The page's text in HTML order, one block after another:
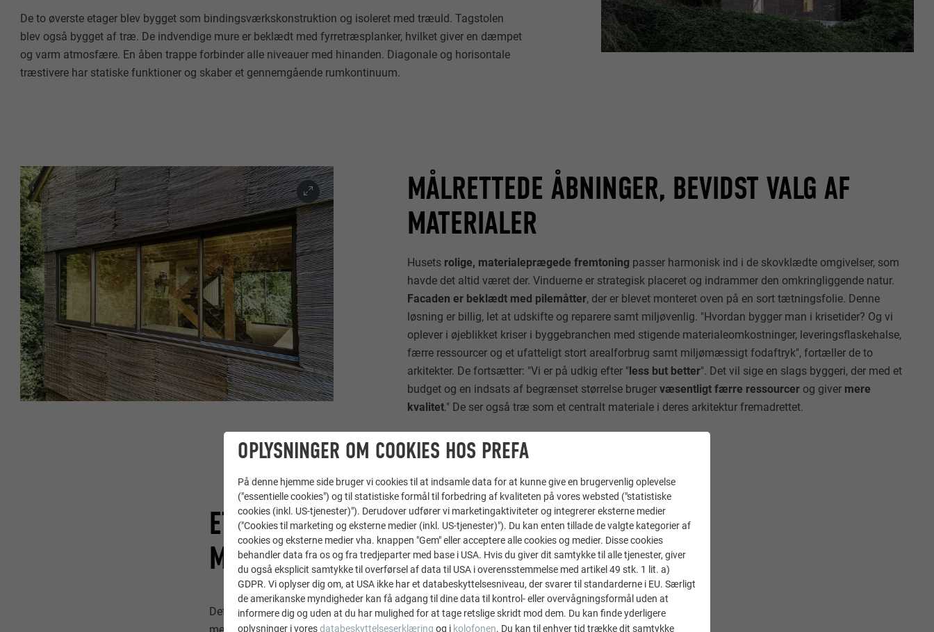
De to øverste etager blev bygget som bindingsværkskonstruktion og isoleret med træuld. Tagstolen
blev også bygget af træ. De indvendige mure er beklædt med fyrretræsplanker, hvilket giver en dæmpet
og varm atmosfære. En åben trappe forbinder alle niveauer med hinanden. Diagonale og horisontale
træstivere har statiske funktioner og skaber et gennemgående rumkontinuum.
MÅLRETTEDE ÅBNINGER, BEVIDST VALG AF
MATERIALER
Husets rolige, materialeprægede fremtoning passer harmonisk ind i de skovklædte omgivelser, som
havde det altid været der. Vinduerne er strategisk placeret og indrammer den omkringliggende natur.
Facaden er beklædt med pilemåtter, der er blevet monteret oven på en sort tætningsfolie. Denne
løsning er billig, let at udskifte og reparere samt miljøvenlig. "Hvordan bygger man i krisetider? Og vi
oplever i øjeblikket kriser i byggebranchen med stigende materialeomkostninger, leveringsflaskehalse,
færre ressourcer og et ufatteligt stort arealforbrug samt miljømæssigt fodaftryk", fortæller de to
arkitekter. De fortsætter: "Vi er på udkig efter "less but better". Det vil sige en slags byggeri, der med et
budget og en indsats af begrænset størrelse brugervæsentligt færre ressourcer og giver mere
kvalitet." De ser også træ som et centralt materiale i deres arkitektur fremadrettet.
ET TAG, SOM KOMBINERER FORM, FUNKTION OG
MATERIALE
Det asymmetriske sadeltag er dækket medPREFA tagspåni P.10 nøddebrun. Farverne flyder sammen
OPLYSNINGER OM COOKIES HOS PREFA
På denne hjemme side bruger vi cookies til at indsamle data for at kunne give en brugervenlig oplevelse
("essentielle cookies") og til statistiske formål til forbedring af kvaliteten på vores websted ("statistiske
cookies (inkl. US-tjenester)"). Derudover udfører vi marketingaktiviteter og integrerer eksterne medier
("Cookies til marketing og eksterne medier (inkl. US-tjenester)"). Du kan enten tillade de valgte kategorier af
cookies og eksterne medier vha. knappen "Gem" eller acceptere alle cookies og medier. Disse cookies
behandler data fra os og fra tredjeparter med base i USA. Hvis du giver dit samtykke til alle tjenester, giver
du også eksplicit samtykke til overførsel af data til USA i overensstemmelse med artikel 49 stk. 1 lit. a)
GDPR. Vi oplyser dig om, at USA ikke har et databeskyttelsesniveau, der svarer til standarderne i EU. Særligt
de amerikanske myndigheder kan få adgang til dine data til kontrol- eller overvågningsformål uden at
informere dig og uden at du har mulighed for at tage retslige skridt mod dem. Du kan finde yderligere
oplysninger i voresdatabeskyttelseserklæring og i kolofonen. Du kan til enhver tid trække dit samtykke